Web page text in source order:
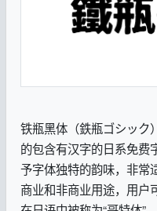
铁瓶黑体（鉄瓶ゴシック
的包含有汉字的日系免费
予字体独特的韵味，非常
商业和非商业用途，用户